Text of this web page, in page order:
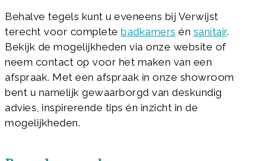
Behalve tegels kunt u eveneens bij Verwijst
terecht voor complete badkamers én sanitair.
Bekijk de mogelijkheden via onze website of
neem contact op voor het maken van een
afspraak. Met een afspraak in onze showroom
bent u namelijk gewaarborgd van deskundig
advies, inspirerende tips én inzicht in de
mogelijkheden.